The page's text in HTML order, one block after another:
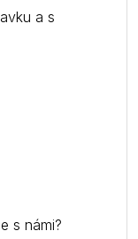
a s
s námi?